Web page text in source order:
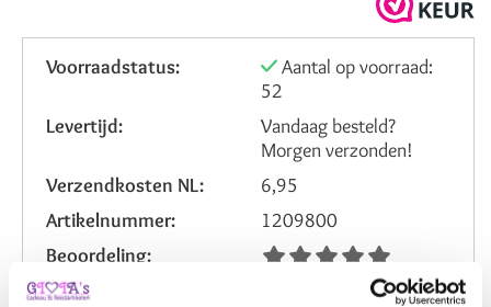
Voorraadstatus:
Aantal op voorraad:
52
Levertijd:
Vandaag besteld?
Morgen verzonden!
Verzendkosten NL:
6,95
Artikelnummer:
1209800
Beoordeling: